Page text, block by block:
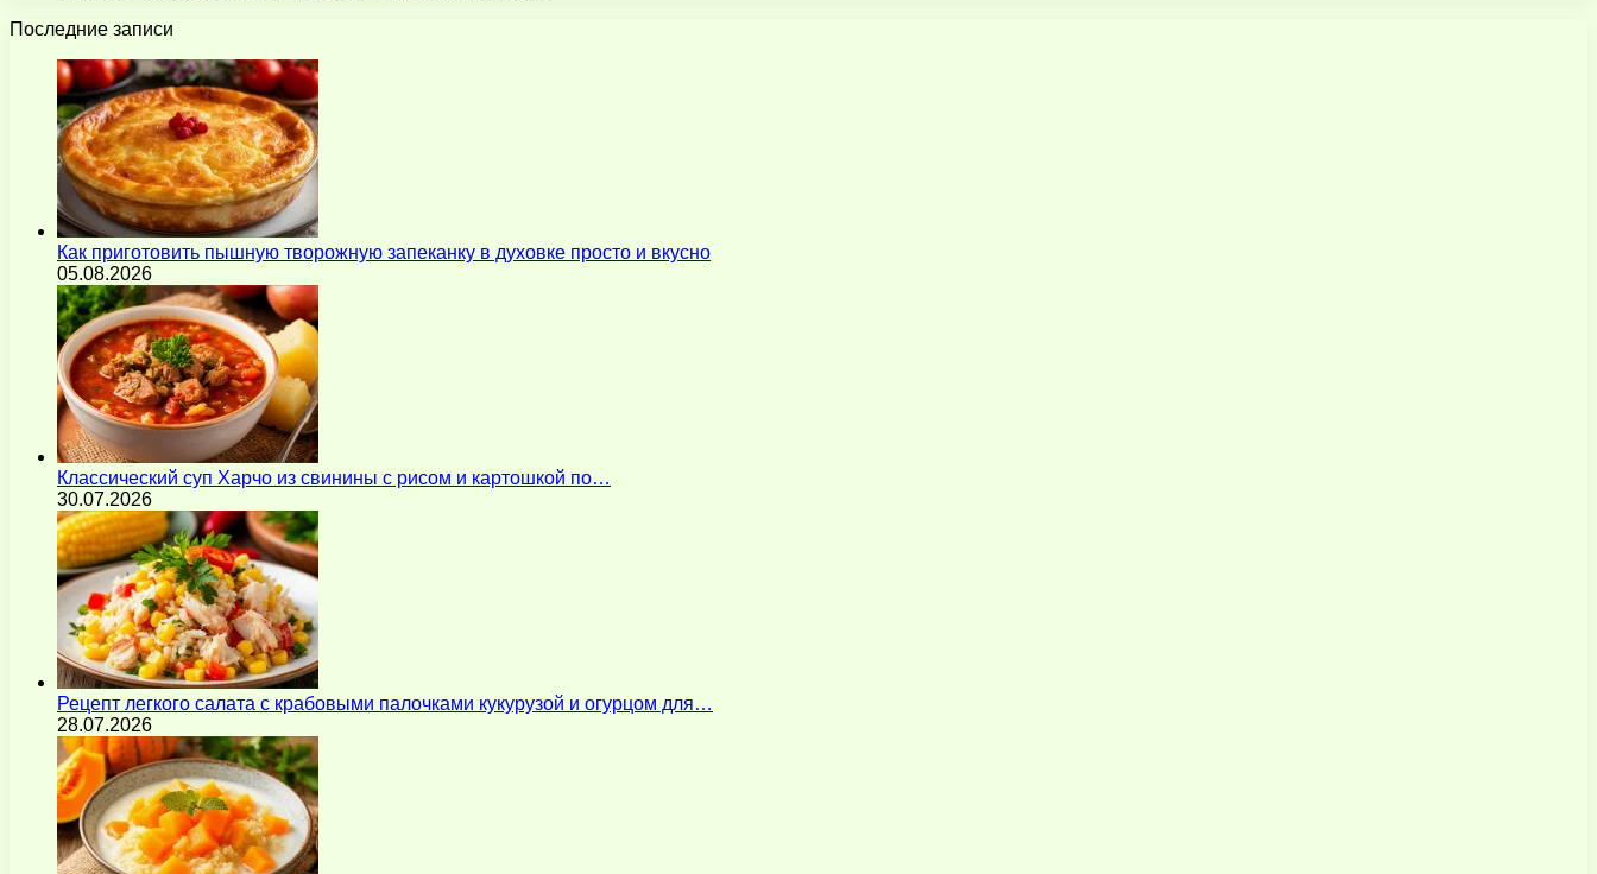
Последние записи
Как приготовить пышную творожную запеканку в духовке просто и вкусно
05.08.2026
Классический суп Харчо из свинины с рисом и картошкой по…
30.07.2026
Рецепт легкого салата с крабовыми палочками кукурузой и огурцом для…
28.07.2026